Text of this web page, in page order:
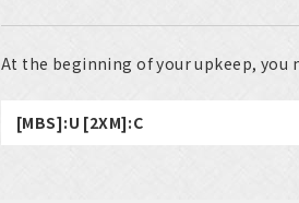
At the beginning of your upkeep,
[MBS]:U [2XM]:C